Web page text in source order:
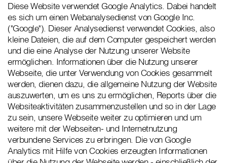
Diese Website verwendet Google Analytics. Dabei handelt
es sich um einen Webanalysedienst von Google Inc.
("Google"). Dieser Analysedienst verwendet Cookies, also
kleine Dateien, die auf dem Computer gespeichert werden
und die eine Analyse der Nutzung unserer Website
ermöglichen. Informationen über die Nutzung unserer
Webseite, die unter Verwendung von Cookies gesammelt
werden, dienen dazu, die allgemeine Nutzung der Website
auszuwerten, um es uns zu ermöglichen, Reports über die
Websiteaktivitäten zusammenzustellen und so in der Lage
zu sein, unsere Webseite weiter zu optimieren und um
weitere mit der Webseiten- und Internetnutzung
verbundene Services zu erbringen. Die von Google
Analytics mit Hilfe von Cookies erzeugten Informationen